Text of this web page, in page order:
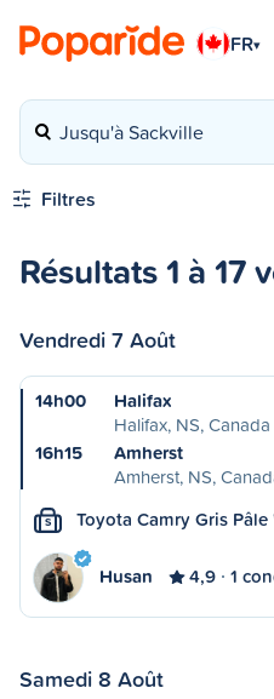
FR▾
Jusqu'à Sackville
Filtres
Résultats 1 à 17
Vendredi 7 Août
14h00
Halifax
Halifax, NS, Canada
16h15
Amherst
Amherst, NS,
S Toyota Camry Gris Pâle
Husan 4,9 1
Samedi 8 Août